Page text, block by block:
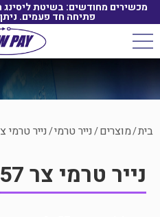
פתיחה חד פעמים.
בית/מוצרים/נייר טרמי/נייר טרמי צר 57
נייר טרמי צר 57 ממ